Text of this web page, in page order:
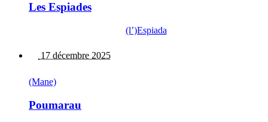
Les Espiades
(l’)Espiada
17 décembre 2025
(Mane)
Poumarau